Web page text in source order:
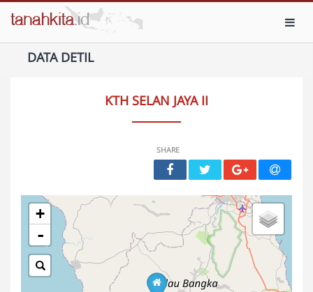
DATA DETIL
KTH SELAN JAYA II
SHARE
+
-